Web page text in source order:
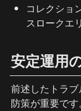
コレクショ
スロークエ
安定運用
前述したトラ
防策が重要です。